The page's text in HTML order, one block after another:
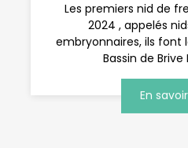
Les premiers nid de
2024 , appelés
embryonnaires, ils font
Bassin de Brive
En